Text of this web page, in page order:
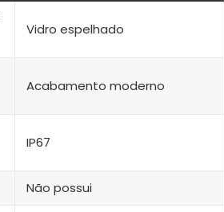
Vidro espelhado
Acabamento moderno
IP67
Não possui